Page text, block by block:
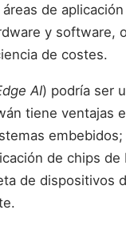
de
y software,
de costes.
AI) podría ser
tiene ventajas
de chips de
de dispositivos